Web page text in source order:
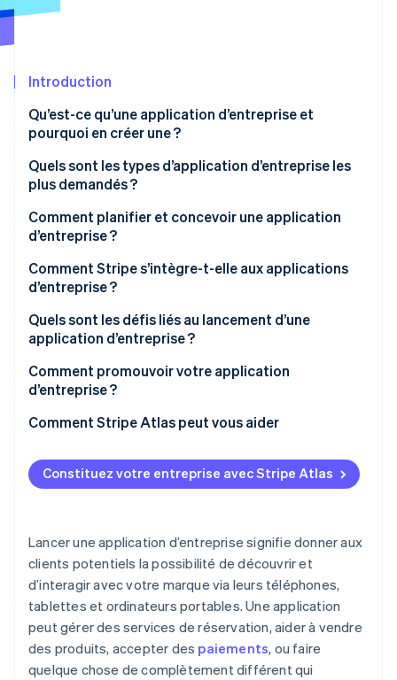
Découvrez les prochaines évolutions
Atlas
Climate
Élimination du carbone
Identity
Vérification de l'identité
Stripe Sessions 2026
Regarder la vidéo
Partenaires
Stripe App Marketplace
Introduction
Qu’est-ce qu’une application d’entreprise et
pourquoi en créer une ?
Quels sont les types d’application d’entreprise les
plus demandés ?
Planification et réservation
E-commerce
Paiement et facturation
Gestion de projets
Support client
Comment planifier et concevoir une application
d’entreprise ?
Identifiez votre objectif principal
Réfléchissez aux fonctionnalités à intégrer
Réalisez des wireframes
Choisissez une plateforme
Planifiez votre budget et votre calendrier
Créez un prototype
Comment Stripe s’intègre-t-elle aux applications
d’entreprise ?
Pour les applications qui acceptent les paiements
Pour les modèles basés sur l’abonnement
Pour les applications qui nécessitent une sécurité
optimale
Pour les applications qui prévoient de se développer
Pourquoi faire appel à Stripe pour son application
d’entreprise ?
Quels sont les défis liés au lancement d’une
application d’entreprise ?
Acquisition et fidélisation des utilisateurs
Bogues techniques
Sécurité et protection des données
Règles des app stores
Comment promouvoir votre application
d’entreprise ?
Communication auprès de votre audience existante
Présence sur les réseaux sociaux
Collaboration avec des influenceurs ou des
Optimisation sur les app stores
Interaction continue
Comment Stripe Atlas peut vous aider
S’inscrire sur Atlas
Accepter des paiements et effectuer des
Achat dématérialisé des actions du fondateur
Déclaration fiscale automatique au titre de
l’article 83(b)
Documents juridiques d’entreprise de classe
mondiale
Constituez votre entreprise avec Stripe Atlas
Lancer une application d’entreprise signifie donner aux
clients potentiels la possibilité de découvrir et
d’interagir avec votre marque via leurs téléphones,
tablettes et ordinateurs portables. Une application
peut gérer des services de réservation, aider à vendre
des produits, accepter des paiements, ou faire
quelque chose de complètement différent qui